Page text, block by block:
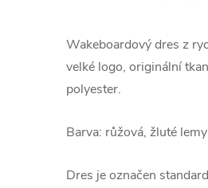
Wakeboardový dres z
velké logo, originální
polyester.
Barva: růžová, žluté
Dres je označen